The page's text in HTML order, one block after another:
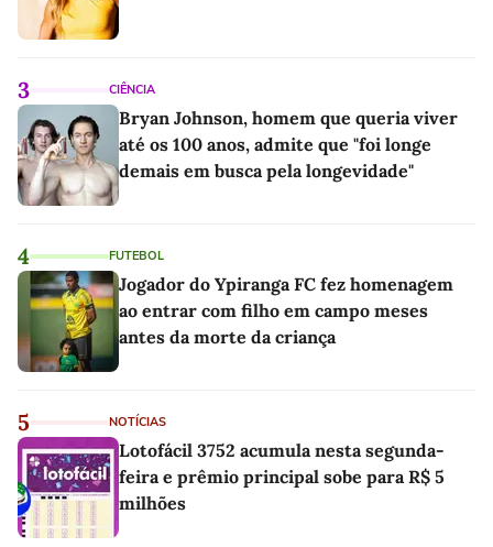
3 CIÊNCIA
Bryan Johnson, homem que queria viver
até os 100 anos, admite que "foi longe
demais em busca pela longevidade"
4 FUTEBOL
Jogador do Ypiranga FC fez homenagem
ao entrar com filho em campo meses
antes da morte da criança
5 NOTÍCIAS
Lotofácil 3752 acumula nesta segunda-
feira e prêmio principal sobe para R$ 5
milhões